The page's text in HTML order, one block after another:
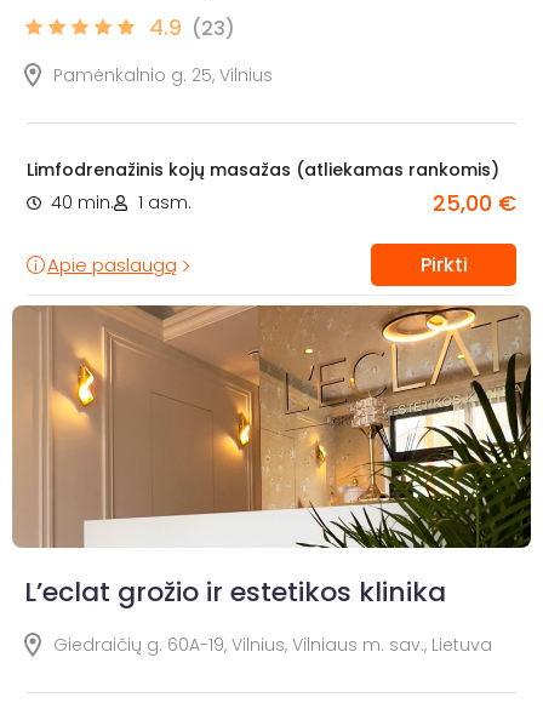
4.9 (23)
Pamėnkalnio g. 25, Vilnius
Limfodrenažinis kojų masažas (atliekamas rankomis)
40 min.
1 asm. 25,00 €
Apie paslaugą Pirkti
L’eclat grožio ir estetikos klinika
Giedraičių g. 60A-19, Vilnius, Vilniaus m. sav., Lietuva